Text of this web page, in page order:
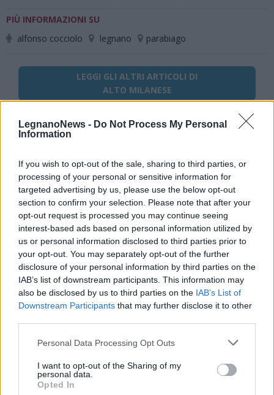
LegnanoNews - Do Not Process My Personal
Information
If you wish to opt-out of the sale, sharing to third parties, or
processing of your personal or sensitive information for
targeted advertising by us, please use the below opt-out
section to confirm your selection. Please note that after your
opt-out request is processed you may continue seeing
interest-based ads based on personal information utilized by
us or personal information disclosed to third parties prior to
your opt-out. You may separately opt-out of the further
disclosure of your personal information by third parties on the
IAB’s list of downstream participants. This information may
also be disclosed by us to third parties on the IAB’s List of
Downstream Participants that may further disclose it to other
Personal Data Processing Opt Outs
I want to opt-out of the Sharing of my
personal data.
Opted In
PIÙ INFORMAZIONI SU
alfonso cocciolo
legnano parabiago
LEGGI GLI ALTRI ARTICOLI DI
ALTO MILANESE
Selezioniamo per te
Il meglio di
Iscriviti alla
newsletter
Commenti
Accedioregistratiper commentare questo
articolo.
L'email è richiesta ma non verrà mostrata ai visitatori. Il contenuto di questo
commento esprime il pensiero dell'autore e non rappresenta la linea editoriale
di VareseNews.it, che rimane autonoma e indipendente. I messaggi inclusi nei
commenti non sono testi giornalistici, ma post inviati dai singoli lettori che